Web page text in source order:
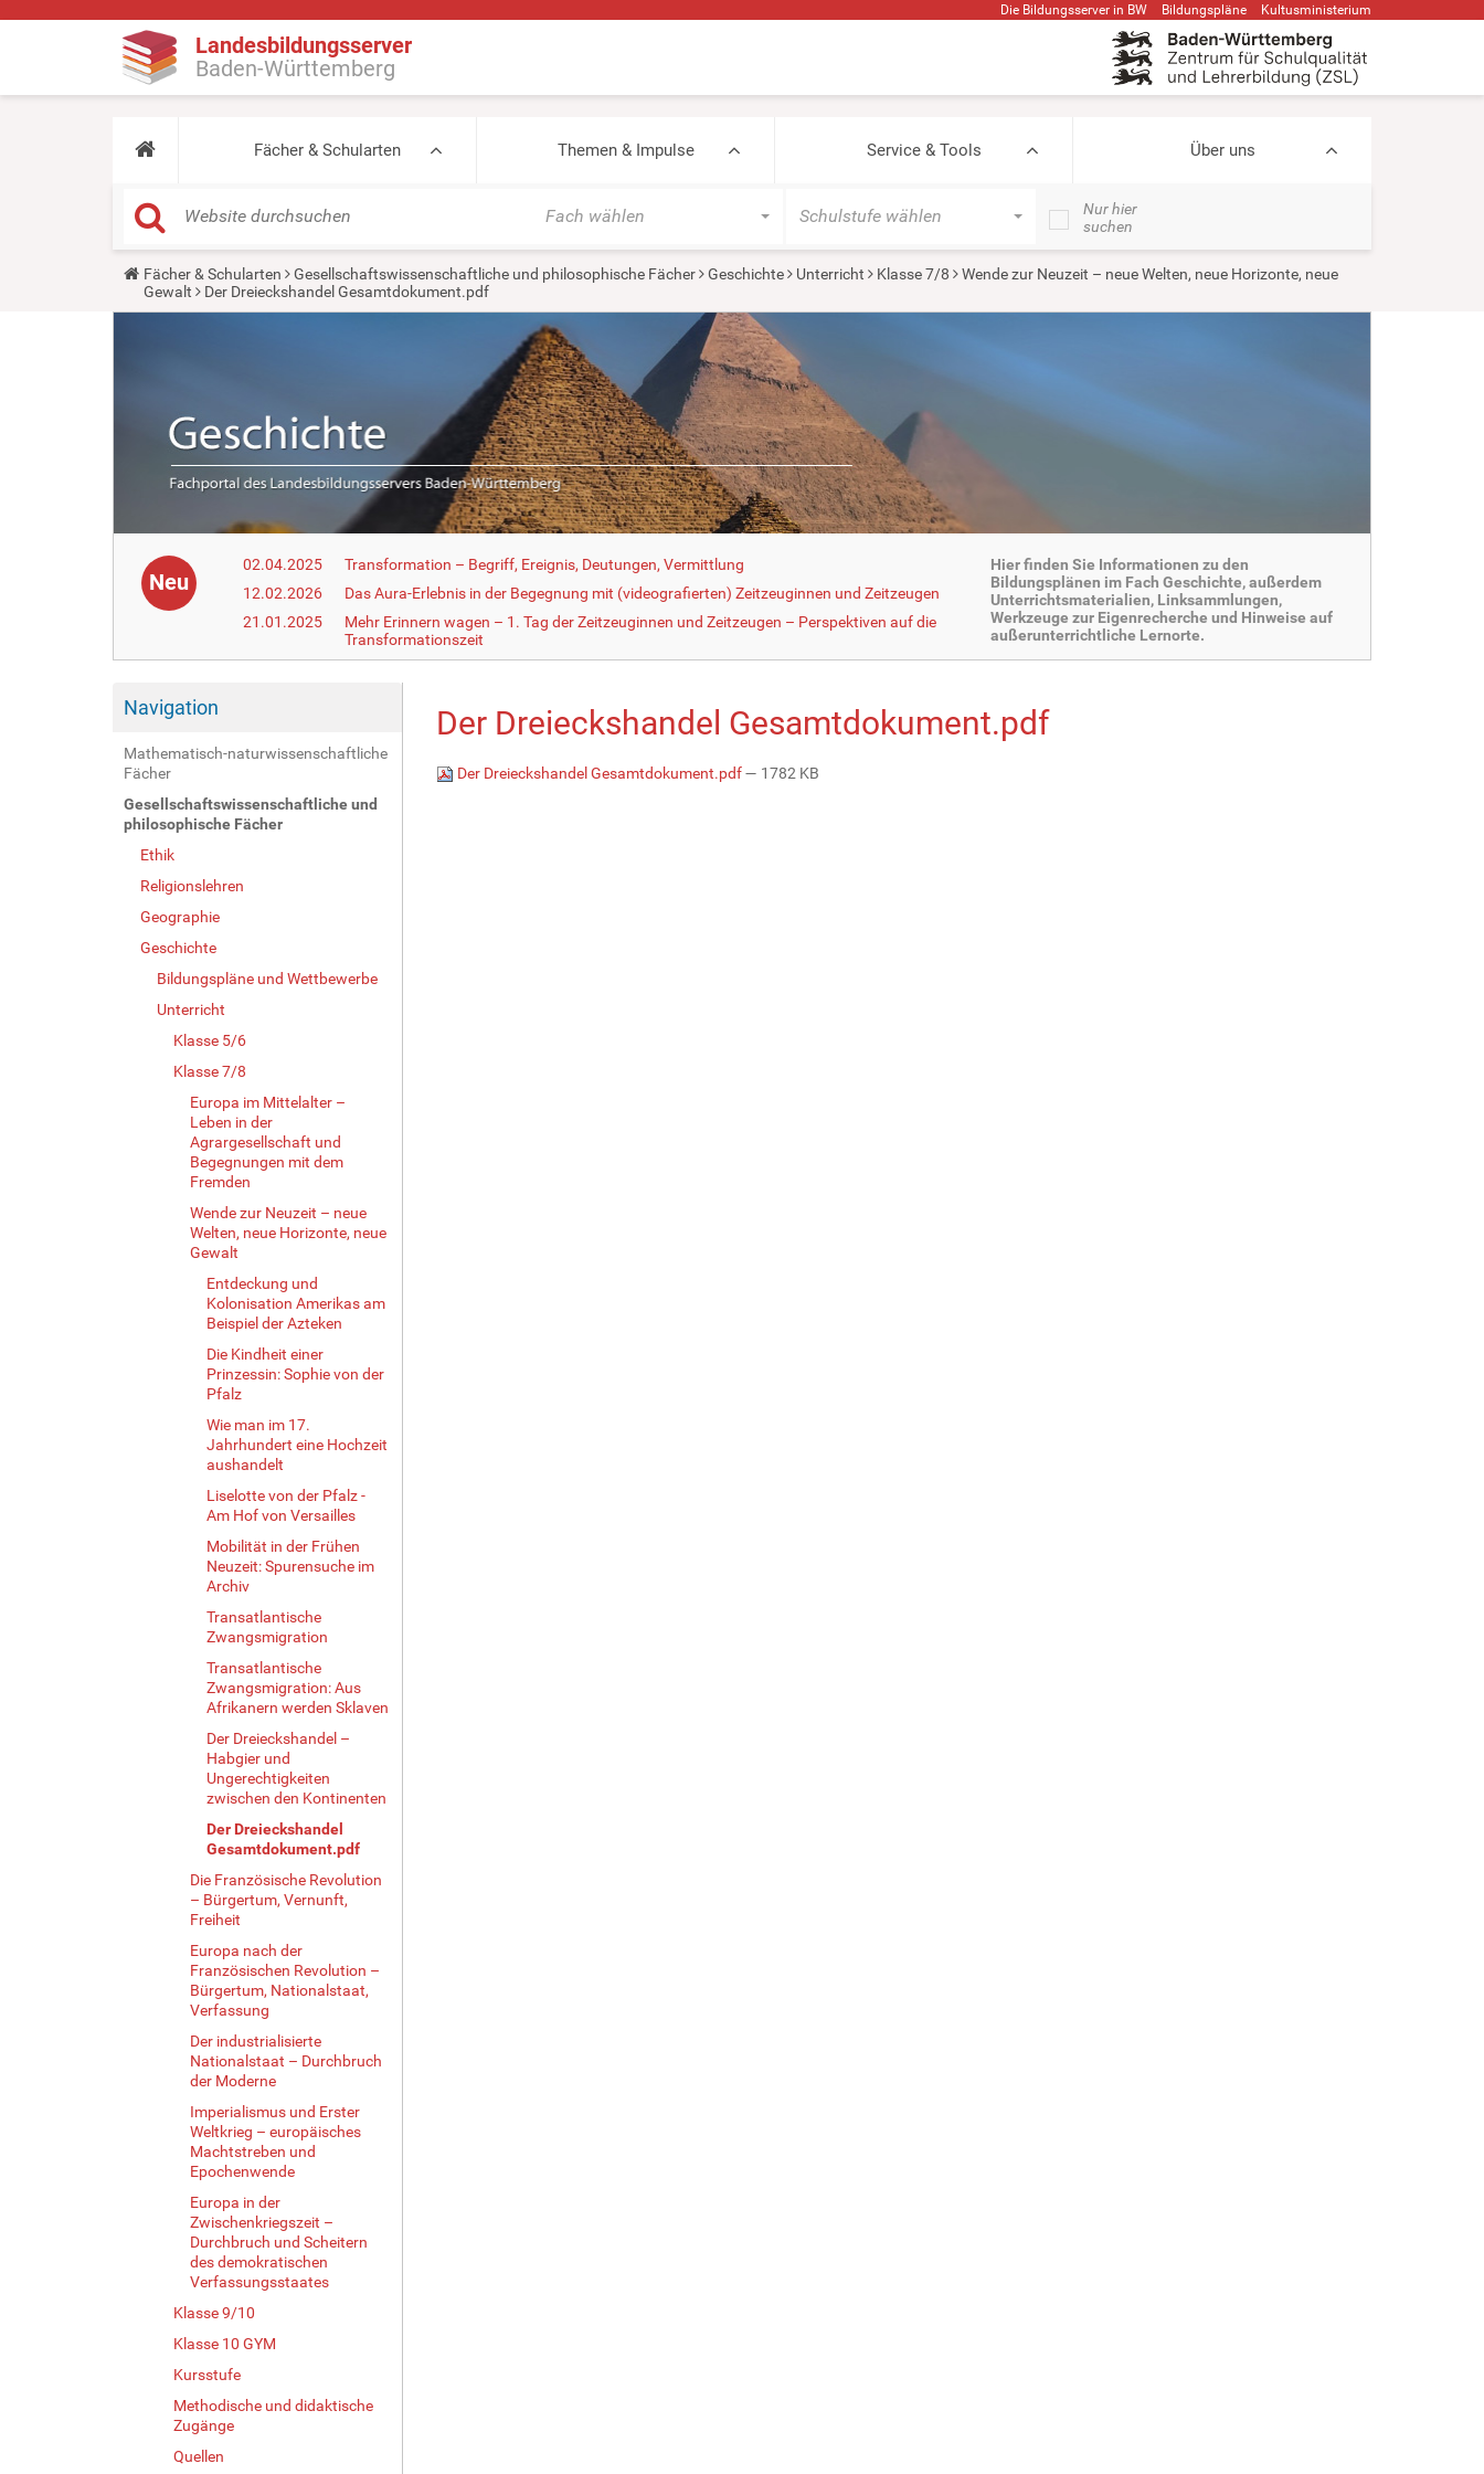
Die Bildungsserver in BW Bildungspläne Kultusministerium
Landesbildungsserver
Baden-Württemberg
Fächer & Schularten Themen & Impulse Service & Tools Über uns
Fach wählen Schulstufe wählen
Nur hier
suchen
Y
u
Fächer & Schularten Gesellschaftswissenschaftliche und philosophische Fächer Geschichte Unterricht Klasse 7/8
Wende zur Neuzeit – neue Welten, neue Horizonte, neue
Gewalt
Der Dreieckshandel Gesamtdokument.pdf
Neu
02.04.2025
Transformation – Begriff, Ereignis, Deutungen, Vermittlung
12.02.2026
Das Aura-Erlebnis in der Begegnung mit (videografierten) Zeitzeuginnen und Zeitzeugen
21.01.2025
Mehr Erinnern wagen – 1. Tag der Zeitzeuginnen und Zeitzeugen – Perspektiven auf die
Transformationszeit
Hier finden Sie Informationen zu den
Bildungsplänen im Fach Geschichte, außerdem
Unterrichtsmaterialien, Linksammlungen,
Werkzeuge zur Eigenrecherche und Hinweise auf
außerunterrichtliche Lernorte.
Navigation
Mathematisch-naturwissenschaftliche
Fächer
Gesellschaftswissenschaftliche und
philosophische Fächer
Ethik
Religionslehren
Geographie
Geschichte
Bildungspläne und Wettbewerbe
Unterricht
Klasse 5/6
Klasse 7/8
Europa im Mittelalter –
Leben in der
Agrargesellschaft und
Begegnungen mit dem
Fremden
Wende zur Neuzeit – neue
Welten, neue Horizonte, neue
Gewalt
Entdeckung und
Kolonisation Amerikas am
Beispiel der Azteken
Die Kindheit einer
Prinzessin: Sophie von der
Pfalz
Wie man im 17.
Jahrhundert eine Hochzeit
aushandelt
Liselotte von der Pfalz -
Am Hof von Versailles
Mobilität in der Frühen
Neuzeit: Spurensuche im
Archiv
Transatlantische
Zwangsmigration
Transatlantische
Zwangsmigration: Aus
Afrikanern werden Sklaven
Der Dreieckshandel –
Habgier und
Ungerechtigkeiten
zwischen den Kontinenten
Der Dreieckshandel
Gesamtdokument.pdf
Die Französische Revolution
– Bürgertum, Vernunft,
Freiheit
Europa nach der
Französischen Revolution –
Bürgertum, Nationalstaat,
Verfassung
Der industrialisierte
Nationalstaat – Durchbruch
der Moderne
Imperialismus und Erster
Weltkrieg – europäisches
Machtstreben und
Epochenwende
Europa in der
Zwischenkriegszeit –
Durchbruch und Scheitern
des demokratischen
Verfassungsstaates
Klasse 9/10
Klasse 10 GYM
Kursstufe
Methodische und didaktische
Zugänge
Quellen
Der Dreieckshandel Gesamtdokument.pdf
Der Dreieckshandel Gesamtdokument.pdf— 1782 KB